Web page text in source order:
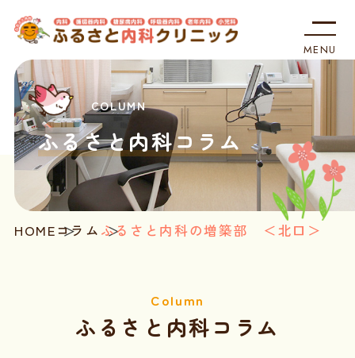
MENU
ホーム
受診される方へ
診療内容
クリニック案内
医療関係の方へ
ふるさと内科コラム
HOMEコラム ふるさと内科の増築部 ＜北口＞
ふるさと内科コラム